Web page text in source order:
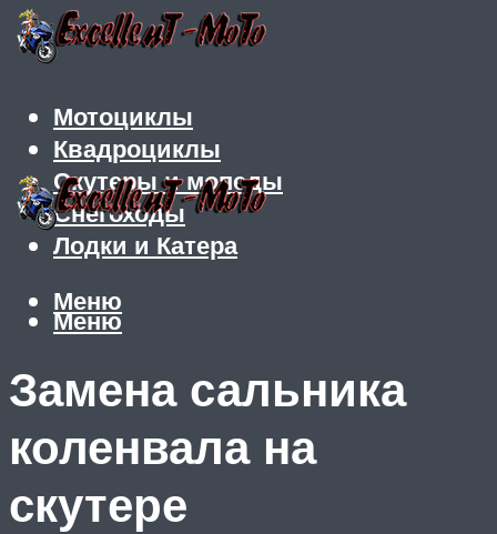
Мотоциклы
Квадроциклы
Скутеры и мопеды
Снегоходы
Лодки и Катера
Меню
Меню
Замена сальника
коленвала на
скутере